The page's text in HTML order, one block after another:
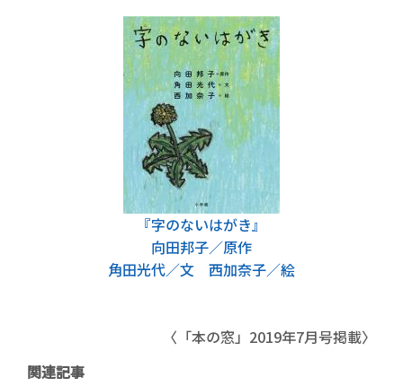
『字のないはがき』
向田邦子／原作
角田光代／文 西加奈子／絵
〈「本の窓」2019年7月号掲載〉
関連記事